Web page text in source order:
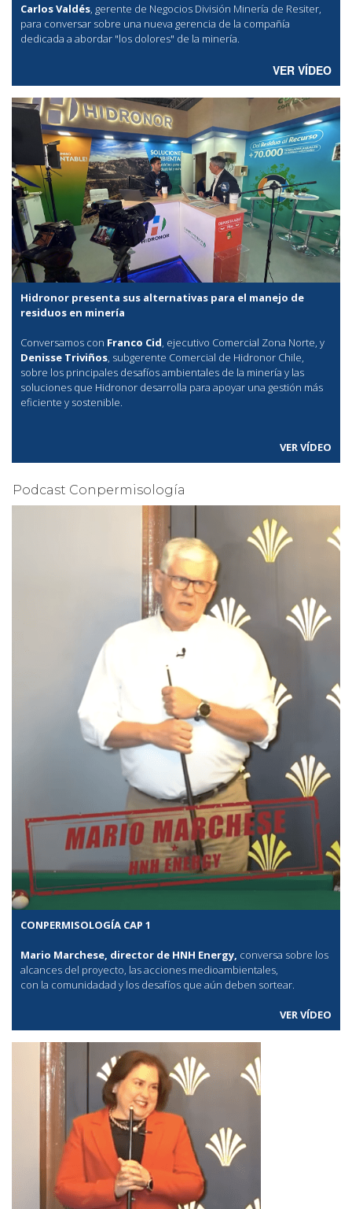
Carlos Valdés, gerente de Negocios División Minería de Resiter,
para conversar sobre una nueva gerencia de la compañía
dedicada a abordar "los dolores" de la minería.
VER VÍDEO
Hidronor presenta sus alternativas para el manejo de
residuos en minería
Conversamos con Franco Cid, ejecutivo Comercial Zona Norte, y
Denisse Triviños, subgerente Comercial de Hidronor Chile,
sobre los principales desafíos ambientales de la minería y las
soluciones que Hidronor desarrolla para apoyar una gestión más
eficiente y sostenible.
VER VÍDEO
Podcast Conpermisología
CONPERMISOLOGÍA CAP 1
Mario Marchese, director de HNH Energy, conversa sobre los
alcances del proyecto, las acciones medioambientales,
con la comunidadad y los desafíos que aún deben sortear.
VER VÍDEO